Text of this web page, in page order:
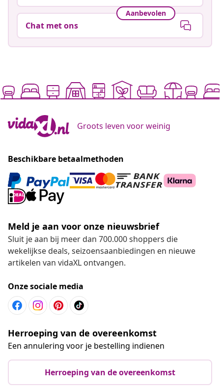
Aanbevolen
Chat met ons
Groots leven voor weinig
Beschikbare betaalmethoden
Meld je aan voor onze nieuwsbrief
Sluit je aan bij meer dan 700.000 shoppers die
wekelijkse deals, seizoensaanbiedingen en nieuwe
artikelen van vidaXL ontvangen.
Onze sociale media
Herroeping van de overeenkomst
Een annulering voor je bestelling indienen
Herroeping van de overeenkomst